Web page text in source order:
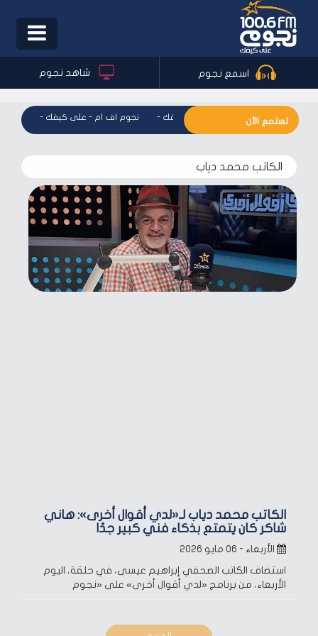
Toggle
اسمع نجوم شاهد نجوم
تستمع الآن -نجوم اف ام - على كيفك -نجوم اف ام - على كيفك نجوم
الكاتب محمد دياب
الكاتب محمد دياب لـ«لدي أقوال أخرى»: هاني
شاكر كان يتمتع بذكاء فني كبير جدًا
الأربعاء - ٠٦ مايو ٢٠٢٦
استضاف الكاتب الصحفي إبراهيم عيسى، في حلقة، اليوم
الأربعاء، من برنامج «لدي أقوال أخرى» على «نجوم